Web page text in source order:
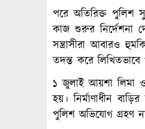
পরে অতিরিক্ত পুলিশ
কাজ শুরুর নির্দেশনা
সন্ত্রাসীরা আবারও
তদন্ত করে
১ জুলাই আয়শা লিমা ও
হয়। নির্মাণাধীন
পুলিশ অভিযোগ গ্রহণ